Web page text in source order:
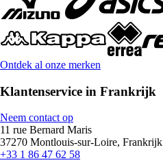
Ontdek al onze merken
Klantenservice in Frankrijk
Neem contact op
11 rue Bernard Maris
37270 Montlouis-sur-Loire, Frankrijk
+33 1 86 47 62 58